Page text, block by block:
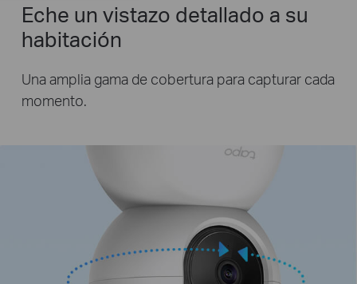
Eche un vistazo detallado a su
habitación
Una amplia gama de cobertura para capturar cada
momento.